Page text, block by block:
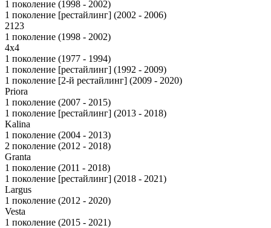
1 поколение (1998 - 2002)
1 поколение [рестайлинг] (2002 - 2006)
2123
1 поколение (1998 - 2002)
4x4
1 поколение (1977 - 1994)
1 поколение [рестайлинг] (1992 - 2009)
1 поколение [2-й рестайлинг] (2009 - 2020)
Priora
1 поколение (2007 - 2015)
1 поколение [рестайлинг] (2013 - 2018)
Kalina
1 поколение (2004 - 2013)
2 поколение (2012 - 2018)
Granta
1 поколение (2011 - 2018)
1 поколение [рестайлинг] (2018 - 2021)
Largus
1 поколение (2012 - 2020)
Vesta
1 поколение (2015 - 2021)